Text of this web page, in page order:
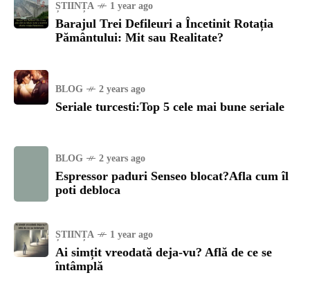
ȘTIINȚA 1 year ago
Barajul Trei Defileuri a Încetinit Rotația
Pământului: Mit sau Realitate?
BLOG 2 years ago
Seriale turcesti:Top 5 cele mai bune seriale
BLOG 2 years ago
Espressor paduri Senseo blocat?Afla cum îl
poti debloca
ȘTIINȚA 1 year ago
Ai simțit vreodată deja-vu? Află de ce se
întâmplă